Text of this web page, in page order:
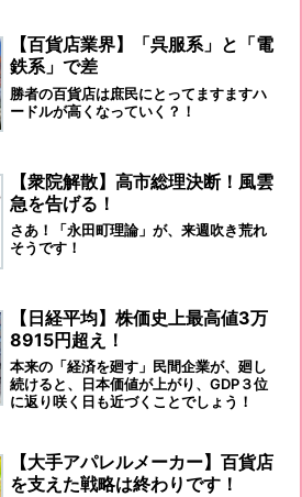
【百貨店業界】「呉服系」と「電
鉄系」で差
勝者の百貨店は庶民にとってますますハ
ードルが高くなっていく？！
【衆院解散】高市総理決断！風雲
急を告げる！
さあ！「永田町理論」が、来週吹き荒れ
そうです！
【日経平均】株価史上最高値3万
8915円超え！
本来の「経済を廻す」民間企業が、廻し
続けると、日本価値が上がり、GDP３位
に返り咲く日も近づくことでしょう！
【大手アパレルメーカー】百貨店
を支えた戦略は終わりです！